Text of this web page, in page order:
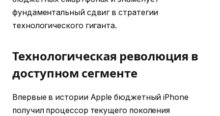
фундаментальный сдвиг в стратегии
технологического гиганта.
Технологическая революция в
доступном сегменте
Впервые в истории Apple бюджетный iPhone
получил процессор текущего поколения